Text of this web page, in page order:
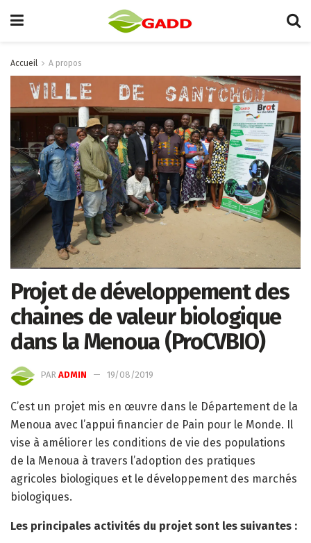
Accueil A propos
Projet de développement des
chaines de valeur biologique
dans la Menoua (ProCVBIO)
PAR ADMIN 19/08/2019
C’est un projet mis en œuvre dans le Département de la
Menoua avec l’appui financier de Pain pour le Monde. Il
vise à améliorer les conditions de vie des populations
de la Menoua à travers l’adoption des pratiques
agricoles biologiques et le développement des marchés
biologiques.
Les principales activités du projet sont les suivantes :